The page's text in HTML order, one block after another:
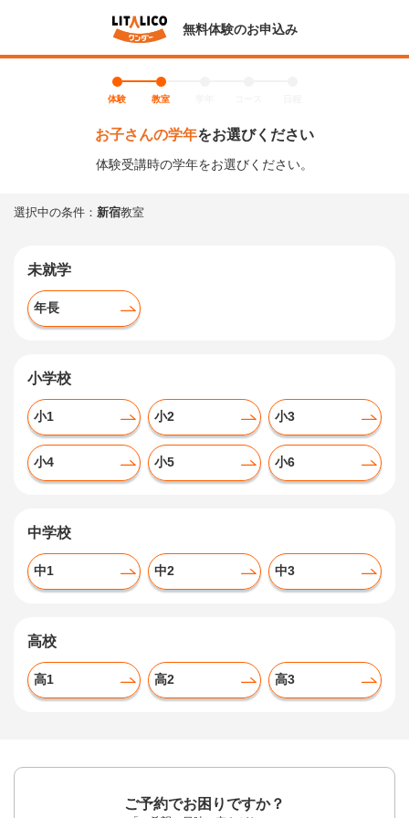
無料体験のお申込み
体験 教室
お子さんの学年をお選びください
体験受講時の学年をお選びください。
選択中の条件： 新宿教室
未就学
年長
小学校
小1 小2 小3
小4 小5 小6
中学校
中1 中2 中3
高校
高1 高2 高3
ご予約でお困りですか？